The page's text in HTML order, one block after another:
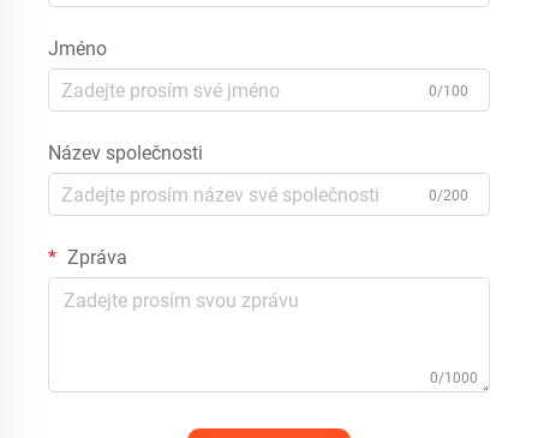
Jméno
0/100
Název společnosti
0/200
Zpráva
0/1000